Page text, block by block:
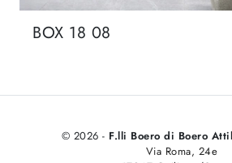
BOX 18 08
© 2026 - F.lli Boero di Boero
Via Roma, 24e